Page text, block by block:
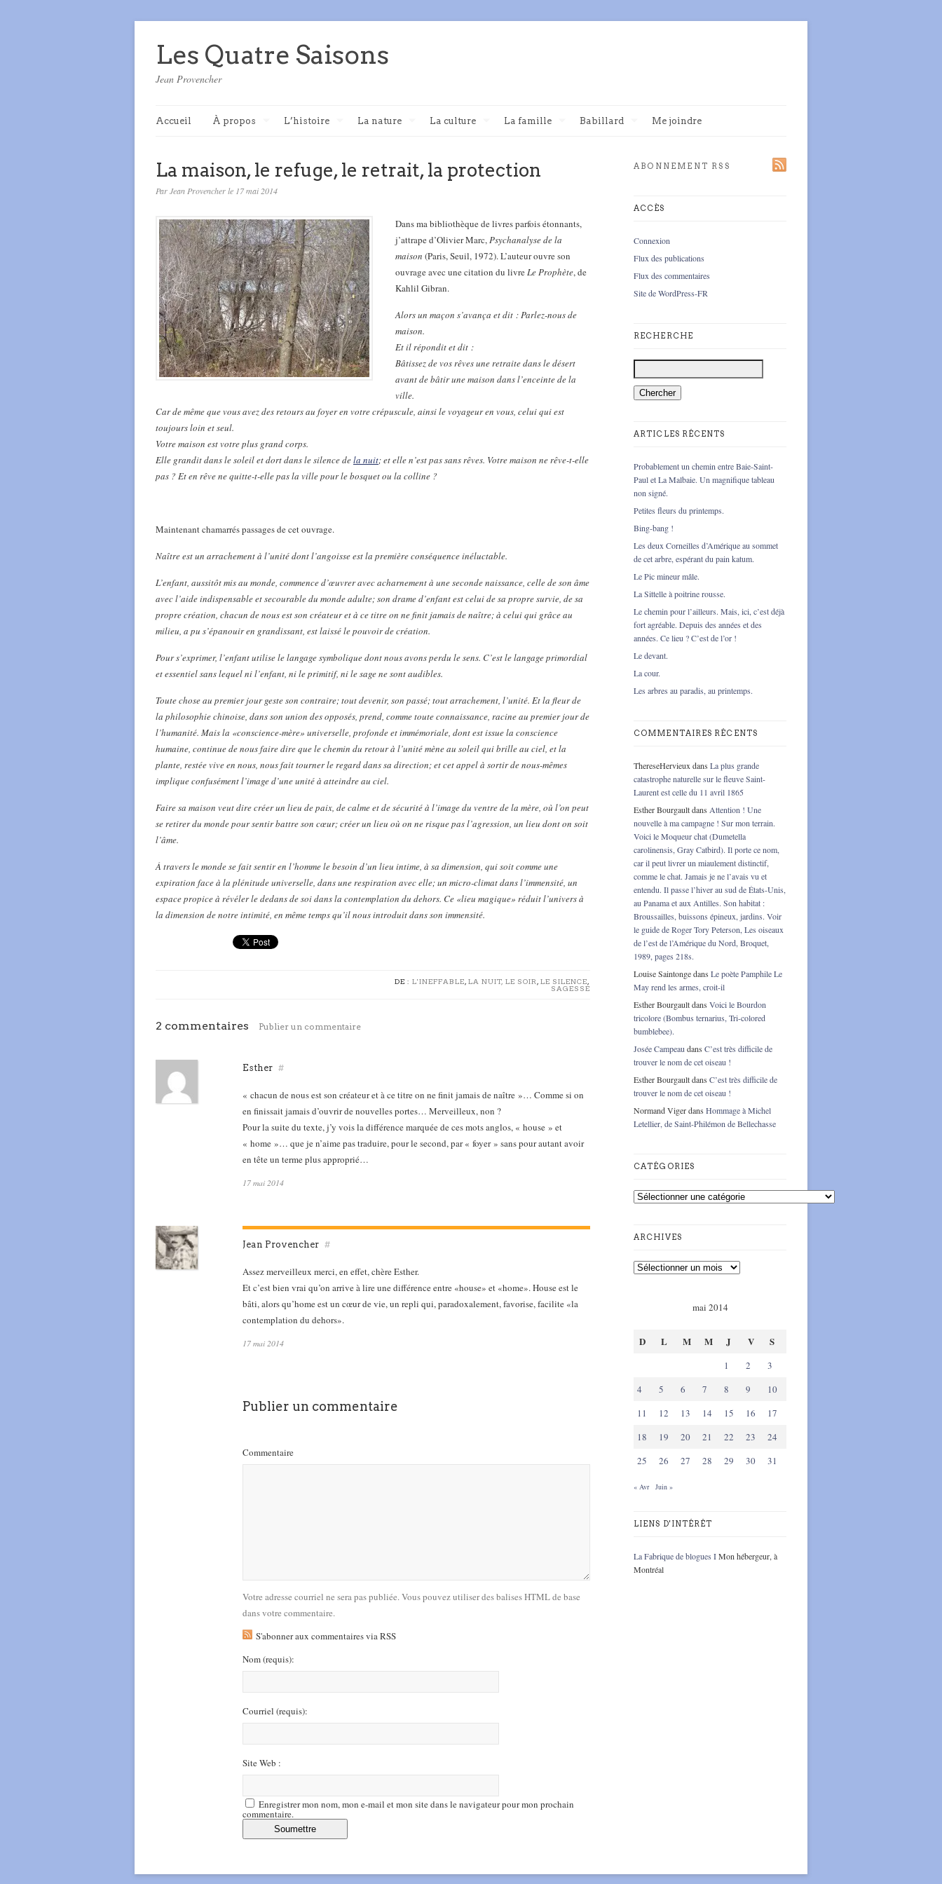
Les Quatre Saisons
Jean Provencher
Accueil À propos L’histoire La nature La culture La famille Babillard Me joindre
La maison, le refuge, le retrait, la protection
Par Jean Provencher le 17 mai 2014
Dans ma bibliothèque de livres parfois étonnants,
j’attrape d’Olivier Marc,Psychanalyse de la
maison (Paris, Seuil, 1972). L’auteur ouvre son
ouvrage avec une citation du livreLe Prophète, de
Kahlil Gibran.
Alors un maçon s’avança et dit : Parlez-nous de
maison.
Et il répondit et dit :
Bâtissez de vos rêves une retraite dans le désert
avant de bâtir une maison dans l’enceinte de la
ville.
Car de même que vous avez des retours au foyer en votre crépuscule, ainsi le voyageur en vous, celui qui est
toujours loin et seul.
Votre maison est votre plus grand corps.
Elle grandit dans le soleil et dort dans le silence dela nuit; et elle n’est pas sans rêves. Votre maison ne rêve-t-elle
pas ? Et en rêve ne quitte-t-elle pas la ville pour le bosquet ou la colline ?
Maintenant chamarrés passages de cet ouvrage.
Naître est un arrachement à l’unité dont l’angoisse est la première conséquence inéluctable.
L’enfant, aussitôt mis au monde, commence d’œuvrer avec acharnement à une seconde naissance, celle de son âme
avec l’aide indispensable et secourable du monde adulte; son drame d’enfant est celui de sa propre survie, de sa
propre création, chacun de nous est son créateur et à ce titre on ne finit jamais de naître; à celui qui grâce au
milieu, a pu s’épanouir en grandissant, est laissé le pouvoir de création.
Pour s’exprimer, l’enfant utilise le langage symbolique dont nous avons perdu le sens. C’est le langage primordial
et essentiel sans lequel ni l’enfant, ni le primitif, ni le sage ne sont audibles.
Toute chose au premier jour geste son contraire; tout devenir, son passé; tout arrachement, l’unité. Et la fleur de
la philosophie chinoise, dans son union des opposés, prend, comme toute connaissance, racine au premier jour de
l’humanité. Mais la «conscience-mère» universelle, profonde et immémoriale, dont est issue la conscience
humaine, continue de nous faire dire que le chemin du retour à l’unité mène au soleil qui brille au ciel, et la
plante, restée vive en nous, nous fait tourner le regard dans sa direction; et cet appel à sortir de nous-mêmes
implique confusément l’image d’une unité à atteindre au ciel.
Faire sa maison veut dire créer un lieu de paix, de calme et de sécurité à l’image du ventre de la mère, où l’on peut
se retirer du monde pour sentir battre son cœur; créer un lieu où on ne risque pas l’agression, un lieu dont on soit
l’âme.
À travers le monde se fait sentir en l’homme le besoin d’un lieu intime, à sa dimension, qui soit comme une
expiration face à la plénitude universelle, dans une respiration avec elle; un micro-climat dans l’immensité, un
espace propice à révéler le dedans de soi dans la contemplation du dehors. Ce «lieu magique» réduit l’univers à
la dimension de notre intimité, en même temps qu’il nous introduit dans son immensité.
DE : L'INEFFABLE, LA NUIT, LE SOIR , LE SILENCE,
SAGESSE
2 commentaires Publier un commentaire
Esther #
« chacun de nous est son créateur et à ce titre on ne finit jamais de naître »… Comme si on
en finissait jamais d’ouvrir de nouvelles portes… Merveilleux, non ?
Pour la suite du texte, j’y vois la différence marquée de ces mots anglos, « house » et
« home »… que je n’aime pas traduire, pour le second, par « foyer » sans pour autant avoir
en tête un terme plus approprié…
17 mai 2014
Jean Provencher #
Assez merveilleux merci, en effet, chère Esther.
Et c’est bien vrai qu’on arrive à lire une différence entre «house» et «home». House est le
bâti, alors qu’home est un cœur de vie, un repli qui, paradoxalement, favorise, facilite «la
contemplation du dehors».
17 mai 2014
Publier un commentaire
Commentaire
Votre adresse courriel ne sera pas publiée. Vous pouvez utiliser des balises HTML de base
dans votre commentaire.
S'abonner aux commentaires via RSS
Nom(requis):
Courriel (requis):
Site Web :
Enregistrer mon nom, mon e-mail et mon site dans le navigateur pour mon prochain
commentaire.
ABONNEMENT RSS
ACCÈS
Connexion
Flux des publications
Flux des commentaires
Site de WordPress-FR
RECHERCHE
ARTICLES RÉCENTS
Probablement un chemin entre Baie-Saint-
Paul et La Malbaie. Un magnifique tableau
non signé.
Petites fleurs du printemps.
Bing-bang !
Les deux Corneilles d’Amérique au sommet
de cet arbre, espérant du pain katum.
Le Pic mineur mâle.
La Sittelle à poitrine rousse.
Le chemin pour l’ailleurs. Mais, ici, c’est déjà
fort agréable. Depuis des années et des
années. Ce lieu ? C’est de l’or !
Le devant.
La cour.
Les arbres au paradis, au printemps.
COMMENTAIRES RÉCENTS
ThereseHervieux dans La plus grande
catastrophe naturelle sur le fleuve Saint-
Laurent est celle du 11 avril 1865
Esther Bourgaultdans Attention ! Une
nouvelle à ma campagne ! Sur mon terrain.
Voici le Moqueur chat (Dumetella
carolinensis, Gray Catbird). Il porte ce nom,
car il peut livrer un miaulement distinctif,
comme le chat. Jamais je ne l’avais vu et
entendu. Il passe l’hiver au sud de États-Unis,
au Panama et aux Antilles. Son habitat :
Broussailles, buissons épineux, jardins. Voir
le guide de Roger Tory Peterson, Les oiseaux
de l’est de l’Amérique du Nord, Broquet,
1989, pages 218s.
Louise Saintongedans Le poète Pamphile Le
May rend les armes, croit-il
Esther Bourgaultdans Voici le Bourdon
tricolore (Bombus ternarius, Tri-colored
bumblebee).
Josée Campeau dans C’est très difficile de
trouver le nom de cet oiseau !
Esther Bourgaultdans C’est très difficile de
trouver le nom de cet oiseau !
Normand Vigerdans Hommage à Michel
Letellier, de Saint-Philémon de Bellechasse
CATÉGORIES
ARCHIVES
mai 2014
D L M M J V S
1 2
3
4
5 6 7 8 9
10
11
12 13 14 15 16
17
18
19 20 21 22 23
24
25
26 27 28 29 30 31
« Avr Juin »
LIENS D'INTÉRÊT
La Fabrique de blogues IMon hébergeur, à
Montréal